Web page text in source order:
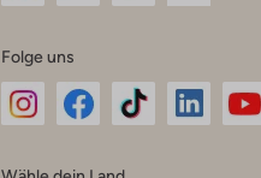
Folge uns